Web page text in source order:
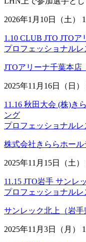
2026年1月10日（土）
1.10 CLUB JTO JTO
プロフェッショナルレ
JTOアリーナ千葉本店
2025年11月16日（日）
11.16 秋田大会 (株)き
ング
プロフェッショナルレ
株式会社きららホール
2025年11月15日（土）
11.15 JTO岩手 サンレ
プロフェッショナルレ
サンレック北上（岩手
2025年11月3日（月）